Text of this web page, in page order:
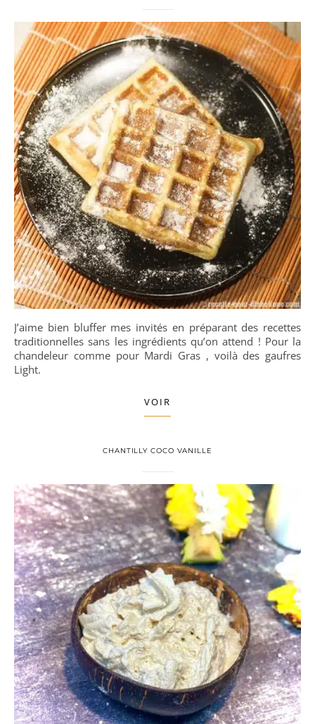
J’aime bien bluffer mes invités en préparant des recettes
traditionnelles sans les ingrédients qu’on attend ! Pour la
chandeleur comme pour Mardi Gras , voilà des gaufres
Light.
VOIR
CHANTILLY COCO VANILLE